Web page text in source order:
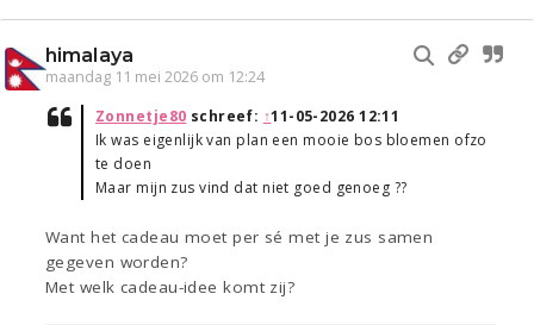
himalaya
maandag 11 mei 2026 om 12:24
Zonnetje80 schreef: ↑11-05-2026 12:11
Ik was eigenlijk van plan een mooie bos bloemen ofzo
te doen
Maar mijn zus vind dat niet goed genoeg ??
Want het cadeau moet per sé met je zus samen
gegeven worden?
Met welk cadeau-idee komt zij?